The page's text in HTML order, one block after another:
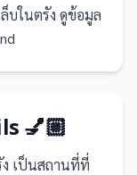
ล็บในตรัง ดูข้อมูล
💅🏼
เป็นสถานที่ที่